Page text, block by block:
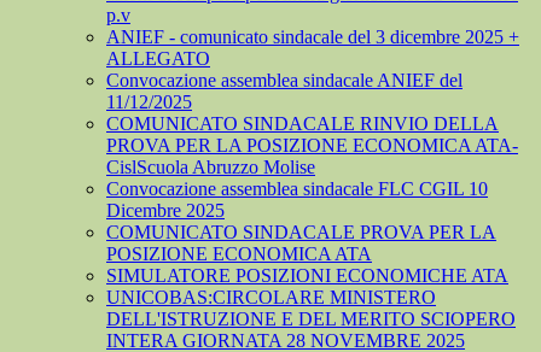
p.v
ANIEF - comunicato sindacale del 3 dicembre 2025 +
ALLEGATO
Convocazione assemblea sindacale ANIEF del
11/12/2025
COMUNICATO SINDACALE RINVIO DELLA
PROVA PER LA POSIZIONE ECONOMICA ATA-
CislScuola Abruzzo Molise
Convocazione assemblea sindacale FLC CGIL 10
Dicembre 2025
COMUNICATO SINDACALE PROVA PER LA
POSIZIONE ECONOMICA ATA
SIMULATORE POSIZIONI ECONOMICHE ATA
UNICOBAS:CIRCOLARE MINISTERO
DELL'ISTRUZIONE E DEL MERITO SCIOPERO
INTERA GIORNATA 28 NOVEMBRE 2025